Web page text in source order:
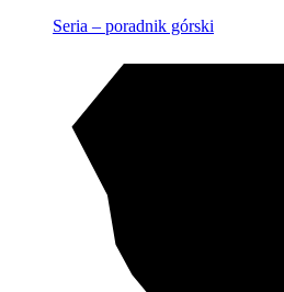
Seria – poradnik górski